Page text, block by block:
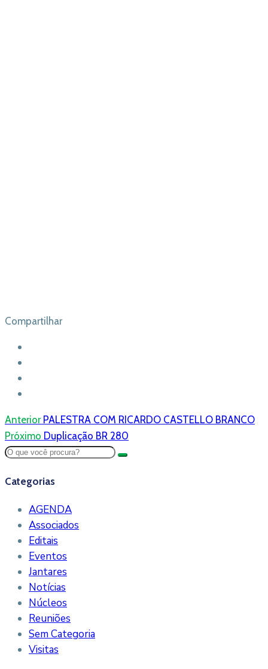
Compartilhar
Anterior PALESTRA COM RICARDO CASTELLO BRANCO
Próximo Duplicação BR 280
Categorias
AGENDA
Associados
Editais
Eventos
Jantares
Notícias
Núcleos
Reuniões
Sem Categoria
Visitas